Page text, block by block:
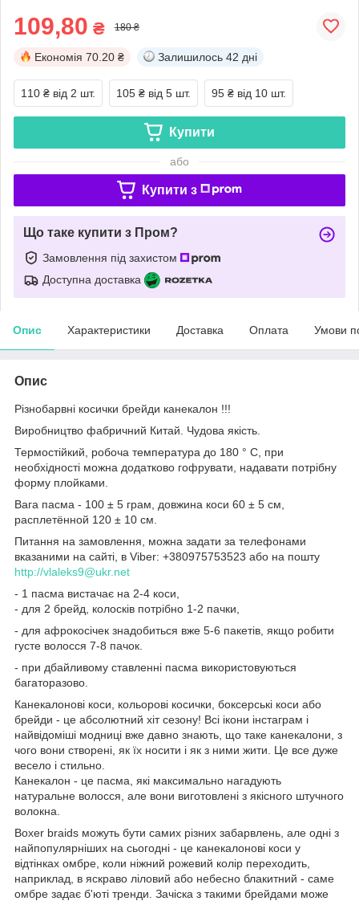
109,80 ₴ 180 ₴
Економія 70.20 ₴ Залишилось 42 дні
110 ₴ від 2 шт. 105 ₴ від 5 шт. 95 ₴ від 10 шт.
Купити
або
Купити з
Що таке купити з Пром?
Замовлення під захистом
Доступна доставка
Опис Характеристики Доставка Оплата Умови
Опис
Різнобарвні косички брейди канекалон !!!
Виробництво фабричний Китай. Чудова якість.
Термостійкий, робоча температура до 180 ° С, при
необхідності можна додатково гофрувати, надавати потрібну
форму плойками.
Вага пасма - 100 ± 5 грам, довжина коси 60 ± 5 см,
расплетённой 120 ± 10 см.
Питання на замовлення, можна задати за телефонами
вказаними на сайті, в Viber: +380975753523 або на пошту
http://vlaleks9@ukr.net
- 1 пасма вистачає на 2-4 коси,
- для 2 брейд, колосків потрібно 1-2 пачки,
- для афрокосічек знадобиться вже 5-6 пакетів, якщо робити
густе волосся 7-8 пачок.
- при дбайливому ставленні пасма використовуються
багаторазово.
Канекалонові коси, кольорові косички, боксерські коси або
брейди - це абсолютний хіт сезону! Всі ікони інстаграм і
найвідоміші модниці вже давно знають, що таке канекалони, з
чого вони створені, як їх носити і як з ними жити. Це все дуже
весело і стильно.
Канекалон - це пасма, які максимально нагадують
натуральне волосся, але вони виготовлені з якісного штучного
волокна.
Boxer braids можуть бути самих різних забарвлень, але одні з
найпопулярніших на сьогодні - це канекалонові коси у
відтінках омбре, коли ніжний рожевий колір переходить,
наприклад, в яскраво ліловий або небесно блакитний - саме
омбре задає б'юті тренди. Зачіска з такими брейдами може